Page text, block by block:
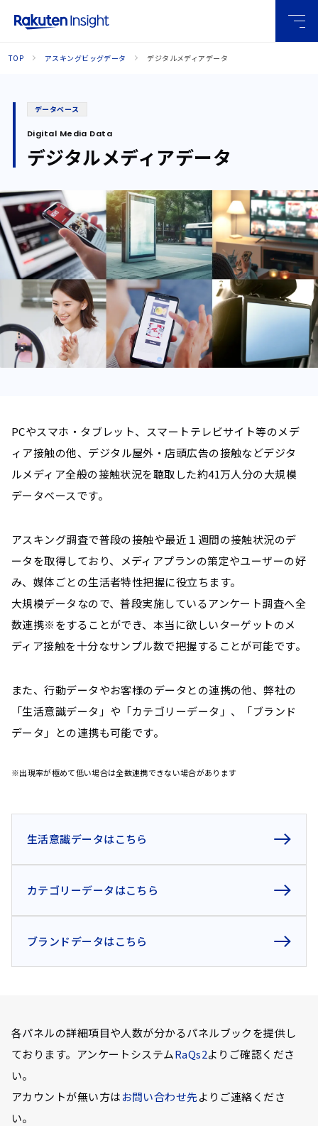
TOP アスキングビッグデータ デジタルメディアデータ
データベース
Digital Media Data
デジタルメディアデータ
PCやスマホ・タブレット、スマートテレビサイト等のメデ
ィア接触の他、 デジタル屋外・店頭広告の接触などデジタ
ルメディア全般の接触状況を聴取した約41万人分の大規模
データベースです。
アスキング調査で普段の接触や最近１週間の接触状況のデ
ータを取得しており、
メディアプランの策定やユーザーの好
み、媒体ごとの生活者特性把握に役立ちます。
大規模データなので、普段実施しているアンケート調査へ全
数連携※をすることができ、 本当に欲しいターゲットのメ
ディア接触を十分なサンプル数で把握することが可能です。
また、行動データやお客様のデータとの連携の他、弊社の
「生活意識データ」や「カテゴリーデータ」、
「ブランド
データ」との連携も可能です。
※出現率が極めて低い場合は全数連携できない場合があります
生活意識データはこちら
カテゴリーデータはこちら
ブランドデータはこちら
各パネルの詳細項目や人数が分かるパネルブックを提供し
ております。アンケートシステムRaQs2よりご確認くださ
い。
アカウントが無い方はお問い合わせ先よりご連絡くださ
い。